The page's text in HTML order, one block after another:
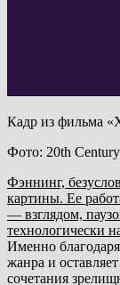
Кадр из фильма
Фото: 20th
Фэннинг,
картины. Ее
— взглядом,
технологически
Именно
жанра и
сочетания